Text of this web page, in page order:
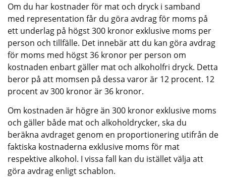
Om du har kostnader för mat och dryck i samband
med representation får du göra avdrag för moms på
ett underlag på högst 300 kronor exklusive moms per
person och tillfälle. Det innebär att du kan göra avdrag
för moms med högst 36 kronor per person om
kostnaden enbart gäller mat och alkoholfri dryck. Detta
beror på att momsen på dessa varor är 12 procent. 12
procent av 300 kronor är 36 kronor.
Om kostnaden är högre än 300 kronor exklusive moms
och gäller både mat och alkoholdrycker, ska du
beräkna avdraget genom en proportionering utifrån de
faktiska kostnaderna exklusive moms för mat
respektive alkohol. I vissa fall kan du istället välja att
göra avdrag enligt schablon.